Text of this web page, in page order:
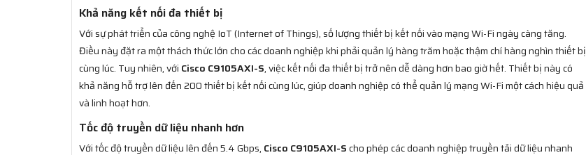
Khả năng kết nối đa thiết bị
Với sự phát triển của công nghệ IoT (Internet of Things), số lượng thiết bị kết nối vào mạng Wi-Fi ngày càng tăng.
Điều này đặt ra một thách thức lớn cho các doanh nghiệp khi phải quản lý hàng trăm hoặc thậm chí hàng nghìn thiết bị
cùng lúc. Tuy nhiên, với Cisco C9105AXI-S, việc kết nối đa thiết bị trở nên dễ dàng hơn bao giờ hết. Thiết bị này có
khả năng hỗ trợ lên đến 200 thiết bị kết nối cùng lúc, giúp doanh nghiệp có thể quản lý mạng Wi-Fi một cách hiệu quả
và linh hoạt hơn.
Tốc độ truyền dữ liệu nhanh hơn
Với tốc độ truyền dữ liệu lên đến 5.4 Gbps, Cisco C9105AXI-Scho phép các doanh nghiệp truyền tải dữ liệu nhanh